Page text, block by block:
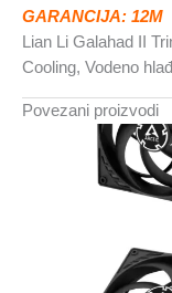
Liquid
Cooling,
Vodeno
hlađenje
količina
GARANCIJA: 12M
Lian Li Galahad II
Cooling, Vodeno
Povezani proizvodi